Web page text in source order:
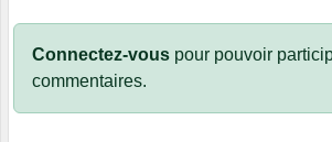
Connectez-vous pour pouvoir
commentaires.